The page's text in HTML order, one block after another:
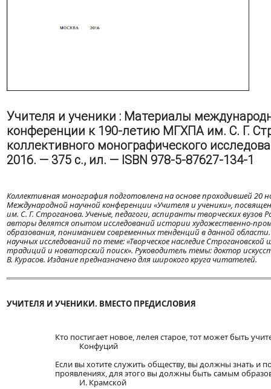
Учителя и ученики : Материалы
конференции к 190-летию МГХПА им. С. Г.
коллективного монографического
2016. — 375 с., ил. — ISBN 978-5-87627-134-1
Коллективная монография подготовлена на основе проходившей 20
Международной научной конференции «Учителя и ученики»,
им. С. Г. Строганова. Ученые, педагоги, аспиранты творческих вузов
авторы делятся опытом исследований истории художественно-
образования, пониманием современных тенденций в данной
научных исследований по теме: «Творческое наследие
традиций и новаторский поиск». Руководитель темы: доктор
В. Курасов. Издание предназначено для широкого круга читателей.
УЧИТЕЛЯ И УЧЕНИКИ. ВМЕСТО ПРЕДИСЛОВИЯ
Кто постигает новое, лелея старое, тот может быть
Конфуций
Если вы хотите служить обществу, вы должны знать и
проявлениях, для этого вы должны быть самым
И. Крамской